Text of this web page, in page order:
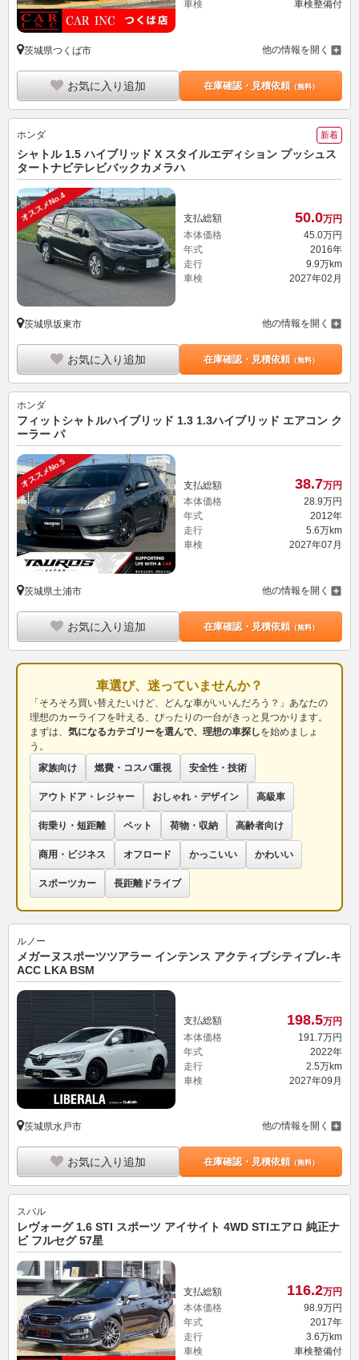
車検
車検整備付
茨城県つくば市 他の情報を開く
お気に入り追加 在庫確認・見積依頼（無料）
ホンダ 新着
シャトル 1.5 ハイブリッド X スタイルエディション プッシュス
タートナビテレビバックカメラハ
オススメNo.4 支払総額 50.0万円
本体価格
45. 0万円
年式
2016年
走行
9.9万km
車検
2027年02月
茨城県坂東市 他の情報を開く
お気に入り追加 在庫確認・見積依頼（無料）
ホンダ
フィットシャトルハイブリッド 1.3 1.3ハイブリッド エアコン ク
ーラー パ
オススメNo.5 支払総額 38.7万円
本体価格
28.9万円
年式
2012年
走行
5.6万km
車検
2027年07月
茨城県土浦市 他の情報を開く
お気に入り追加 在庫確認・見積依頼（無料）
車選び、迷っていませんか？
「そろそろ買い替えたいけど、どんな車がいいんだろう？」あなたの
理想のカーライフを叶える、ぴったりの一台がきっと見つかります。
まずは、 気になるカテゴリーを選んで、理想の車探しを始めましょ
う。
家族向け
燃費・コスパ重視 安全性・技術
アウトドア・レジャー おしゃれ・デザイン 高級車
街乗り・短距離 ペット 荷物・収納 高齢者向け
商用・ビジネス オフロード かっこいい かわいい
スポーツカー 長距離ドライブ
ルノー
メガーヌスポーツツアラー インテンス アクティブシティブレ-キ
ACC LKA BSM
支払総額 198.5万円
本体価格
191. 7万円
年式
2022年
走行
2.5万km
車検
2027年09月
茨城県水戸市 他の情報を開く
お気に入り追加 在庫確認・見積依頼（無料）
スバル
レヴォーグ 1.6 STI スポーツ アイサイト 4WD STIエアロ 純正ナ
ビ フルセグ 57星
支払総額 116.2万円
本体価格
98.9万円
年式
2017年
走行
3.6万km
車検
車検整備付